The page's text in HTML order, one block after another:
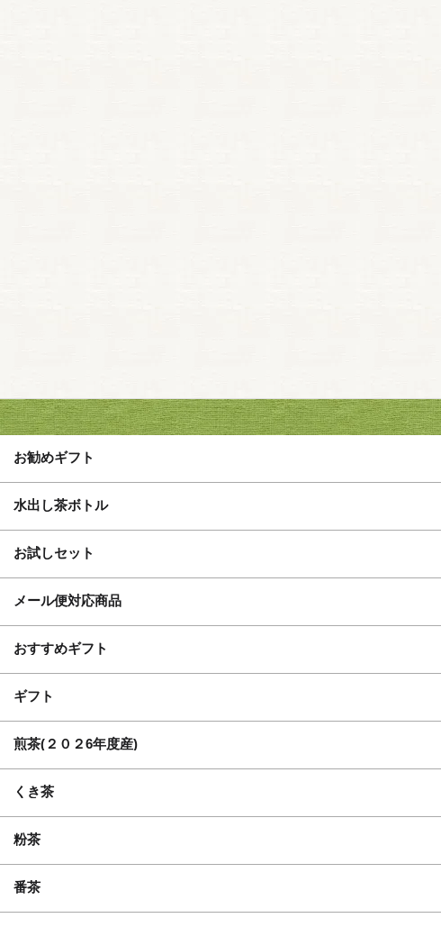
お勧めギフト
水出し茶ボトル
お試しセット
メール便対応商品
おすすめギフト
ギフト
煎茶(２０２6年度産)
くき茶
粉茶
番茶